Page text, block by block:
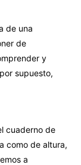
de una
de
y
supuesto,
cuaderno de
como de altura,
a